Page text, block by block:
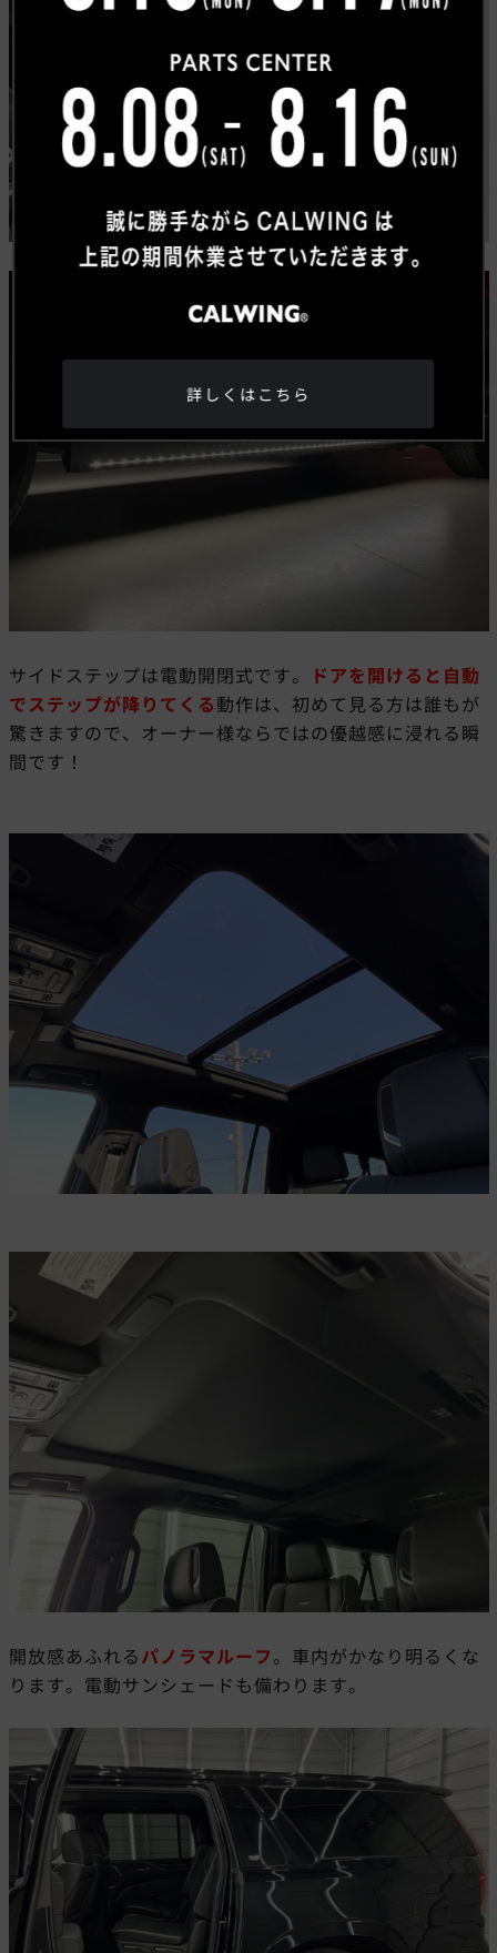
サイドステップは電動開閉式です。
ドアを開けると自動
でステップが降りてくる動作は、初めて見る方は誰もが
驚きますので、オーナー様ならではの優越感に浸れる瞬
間です！
開放感あふれるパノラマルーフ。車内がかなり明るくな
ります。電動サンシェードも備わります。
詳しくはこちら